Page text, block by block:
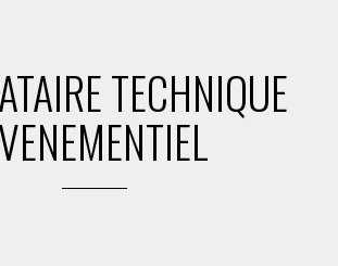
TECHNIQUE